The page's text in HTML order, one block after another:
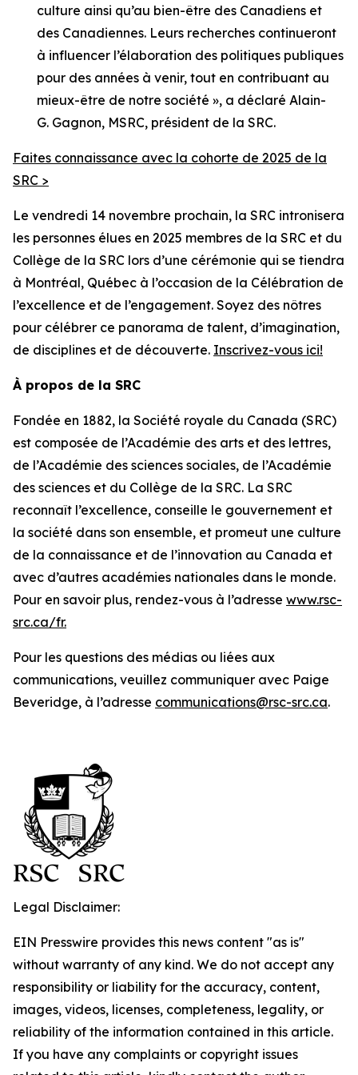
culture ainsi qu’au bien-être des Canadiens et
des Canadiennes. Leurs recherches continueront
à influencer l’élaboration des politiques publiques
pour des années à venir, tout en contribuant au
mieux-être de notre société », a déclaré Alain-
G. Gagnon, MSRC, président de la SRC.
Faites connaissance avec la cohorte de 2025 de la
SRC >
Le vendredi 14 novembre prochain, la SRC intronisera
les personnes élues en 2025 membres de la SRC et du
Collège de la SRC lors d’une cérémonie qui se tiendra
à Montréal, Québec à l’occasion de la Célébration de
l’excellence et de l’engagement. Soyez des nôtres
pour célébrer ce panorama de talent, d’imagination,
de disciplines et de découverte. Inscrivez-vous ici!
À propos de la SRC
Fondée en 1882, la Société royale du Canada (SRC)
est composée de l’Académie des arts et des lettres,
de l’Académie des sciences sociales, de l’Académie
des sciences et du Collège de la SRC. La SRC
reconnaît l’excellence, conseille le gouvernement et
la société dans son ensemble, et promeut une culture
de la connaissance et de l’innovation au Canada et
avec d’autres académies nationales dans le monde.
Pour en savoir plus, rendez-vous à l’adresse www.rsc-
src.ca/fr.
Pour les questions des médias ou liées aux
communications, veuillez communiquer avec Paige
Beveridge, à l’adresse communications@rsc-src.ca.
Legal Disclaimer:
EIN Presswire provides this news content "as is"
without warranty of any kind. We do not accept any
responsibility or liability for the accuracy, content,
images, videos, licenses, completeness, legality, or
reliability of the information contained in this article.
If you have any complaints or copyright issues